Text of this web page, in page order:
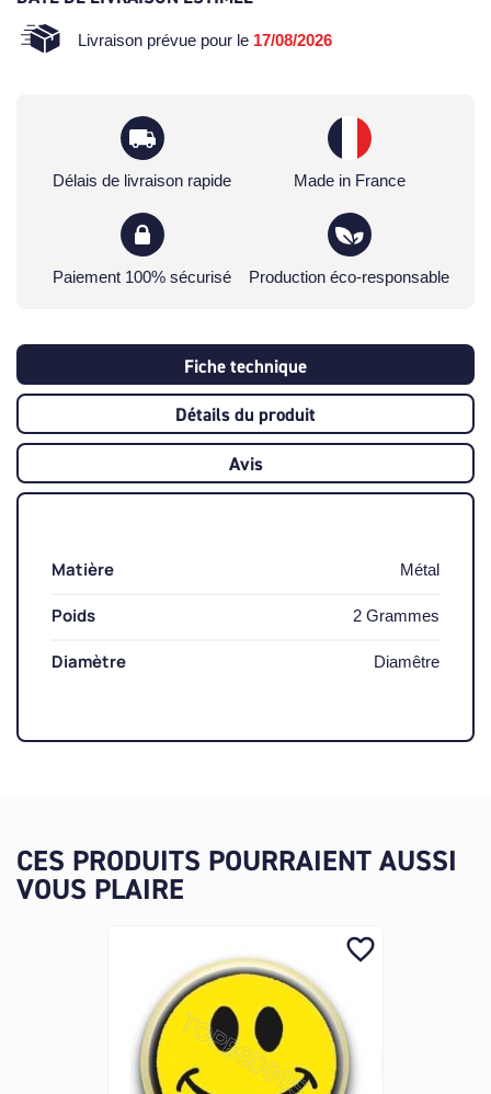
Livraison prévue pour le 17/08/2026
Délais de livraison rapide Made in France
Paiement 100% sécurisé Production éco-responsable
Fiche technique
Détails du produit
Avis
Matière Métal
Poids 2 Grammes
Diamètre Diamêtre
CES PRODUITS POURRAIENT AUSSI
VOUS PLAIRE
favorite_border